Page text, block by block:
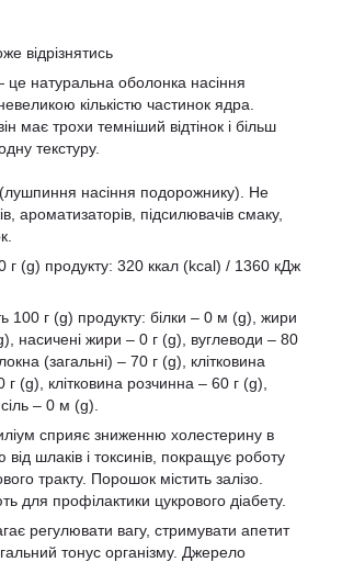
відрізнятись
натуральна оболонка насіння
кількістю частинок ядра.
має трохи темніший відтінок і більш
текстуру.
насіння подорожнику). Не
ароматизаторів, підсилювачів смаку,
г (g) продукту: 320 ккал (kcal) / 1360 кДж
100 г (g) продукту: білки – 0 м (g), жири
насичені жири – 0 г (g), вуглеводи – 80
(загальні) – 70 г (g), клітковина
(g), клітковина розчинна – 60 г (g),
– 0 м (g).
сприяє зниженню холестерину в
шлаків і токсинів, покращує роботу
тракту. Порошок містить залізо.
для профілактики цукрового діабету.
регулювати вагу, стримувати апетит
тонус організму. Джерело